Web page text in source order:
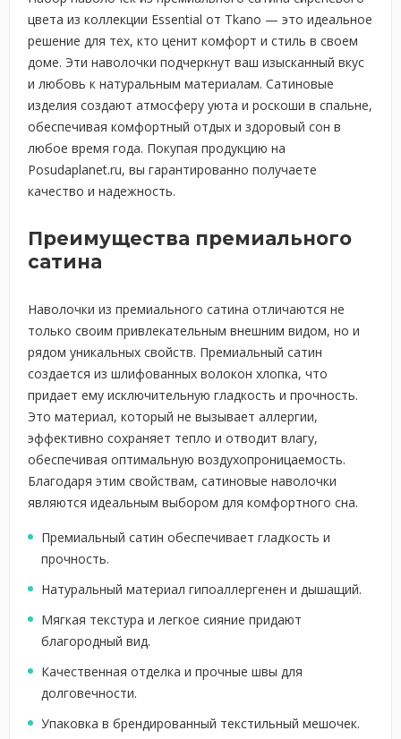
цвета из коллекции Essential от Tkano — это идеальное
решение для тех, кто ценит комфорт и стиль в своем
доме. Эти наволочки подчеркнут ваш изысканный вкус
и любовь к натуральным материалам. Сатиновые
изделия создают атмосферу уюта и роскоши в спальне,
обеспечивая комфортный отдых и здоровый сон в
любое время года. Покупая продукцию на
Posudaplanet.ru, вы гарантированно получаете
качество и надежность.
Преимущества премиального
сатина
Наволочки из премиального сатина отличаются не
только своим привлекательным внешним видом, но и
рядом уникальных свойств. Премиальный сатин
создается из шлифованных волокон хлопка, что
придает ему исключительную гладкость и прочность.
Это материал, который не вызывает аллергии,
эффективно сохраняет тепло и отводит влагу,
обеспечивая оптимальную воздухопроницаемость.
Благодаря этим свойствам, сатиновые наволочки
являются идеальным выбором для комфортного сна.
Премиальный сатин обеспечивает гладкость и
прочность.
Натуральный материал гипоаллергенен и дышащий.
Мягкая текстура и легкое сияние придают
благородный вид.
Качественная отделка и прочные швы для
долговечности.
Упаковка в брендированный текстильный мешочек.